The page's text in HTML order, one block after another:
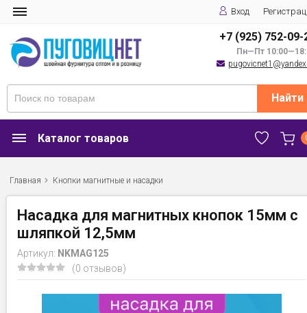
Вход
+7 (925) 752-09-
Пн—Пт
Найти
Каталог товаров
Главная Кнопки магнитные и насадки
Насадка для магнитных кнопок 15мм с
шляпкой 12,5мм
Артикул: NKMAG125
(0 отзывов)